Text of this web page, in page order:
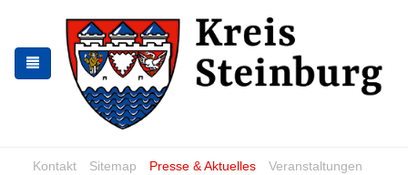
springen
springen
Kontakt Sitemap Presse & Aktuelles Veranstaltungen